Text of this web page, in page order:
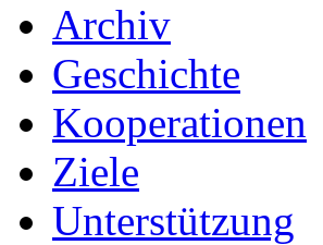
Archiv
Geschichte
Kooperationen
Ziele
Unterstützung